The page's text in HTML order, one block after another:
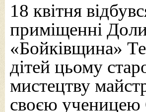
18 квітня
приміщенні
«Бойківщина»
дітей цьому
мистецтву
своєю